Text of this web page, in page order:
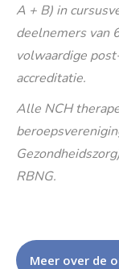
A + B) in
deelnemers van
volwaardige
accreditatie.
Alle NCH
RBNG.
Meer over de